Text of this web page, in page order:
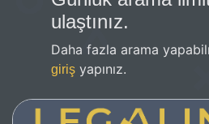
ulaştınız.
Daha fazla arama
giriş yapınız.